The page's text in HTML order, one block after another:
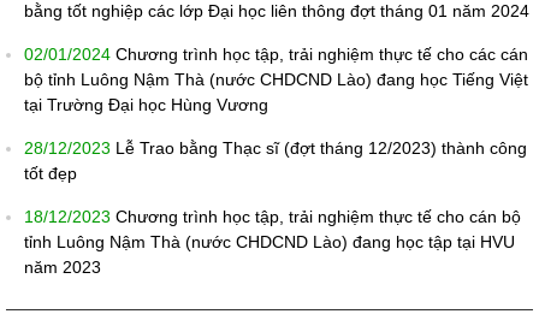
bằng tốt nghiệp các lớp Đại học liên thông đợt tháng 01 năm 2024
02/01/2024 Chương trình học tập, trải nghiệm thực tế cho các cán
bộ tỉnh Luông Nậm Thà (nước CHDCND Lào) đang học Tiếng Việt
tại Trường Đại học Hùng Vương
28/12/2023 Lễ Trao bằng Thạc sĩ (đợt tháng 12/2023) thành công
tốt đẹp
18/12/2023 Chương trình học tập, trải nghiệm thực tế cho cán bộ
tỉnh Luông Nậm Thà (nước CHDCND Lào) đang học tập tại HVU
năm 2023